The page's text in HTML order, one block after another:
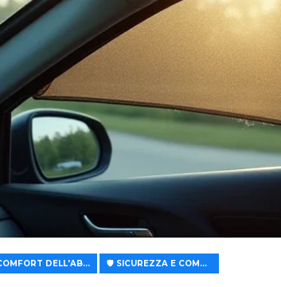
🛋️ COMFORT DELL'ABITACOLO E CLIMATIZZAZIONE 🛡️ SICUREZZA E COMFORT